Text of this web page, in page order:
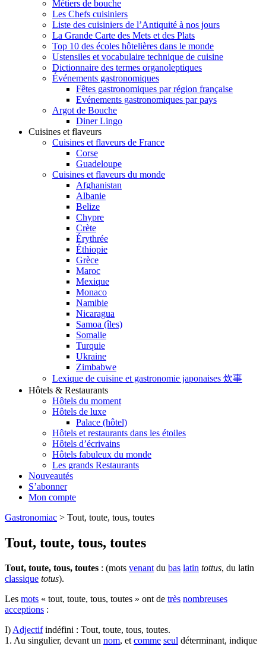
Métiers de bouche
Les Chefs cuisiniers
Liste des cuisiniers de l’Antiquité à nos jours
La Grande Carte des Mets et des Plats
Top 10 des écoles hôtelières dans le monde
Ustensiles et vocabulaire technique de cuisine
Dictionnaire des termes organoleptiques
Événements gastronomiques
Fêtes gastronomiques par région française
Evénements gastronomiques par pays
Argot de Bouche
Diner Lingo
Cuisines et flaveurs
Cuisines et flaveurs de France
Corse
Guadeloupe
Cuisines et flaveurs du monde
Afghanistan
Albanie
Belize
Chypre
Crète
Érythrée
Éthiopie
Grèce
Maroc
Mexique
Monaco
Namibie
Nicaragua
Samoa (îles)
Somalie
Turquie
Ukraine
Zimbabwe
Lexique de cuisine et gastronomie japonaises 炊事
Hôtels & Restaurants
Hôtels du moment
Hôtels de luxe
Palace (hôtel)
Hôtels et restaurants dans les étoiles
Hôtels d’écrivains
Hôtels fabuleux du monde
Les grands Restaurants
Nouveautés
S’abonner
Mon compte
Gastronomiac > Tout, toute, tous, toutes
Tout, toute, tous, toutes
Tout, toute, tous, toutes : (mots venant du bas latin tottus, du latin
classique totus).
Les mots « tout, toute, tous, toutes » ont de très nombreuses
acceptions :
I) Adjectifindéfini : Tout, toute, tous, toutes.
1. Au singulier, devant un nom, et comme seul déterminant, indique